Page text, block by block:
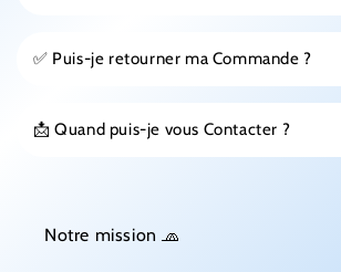
✅ Puis-je retourner ma Commande ?
📩 Quand puis-je vous Contacter ?
Notre mission 🧢